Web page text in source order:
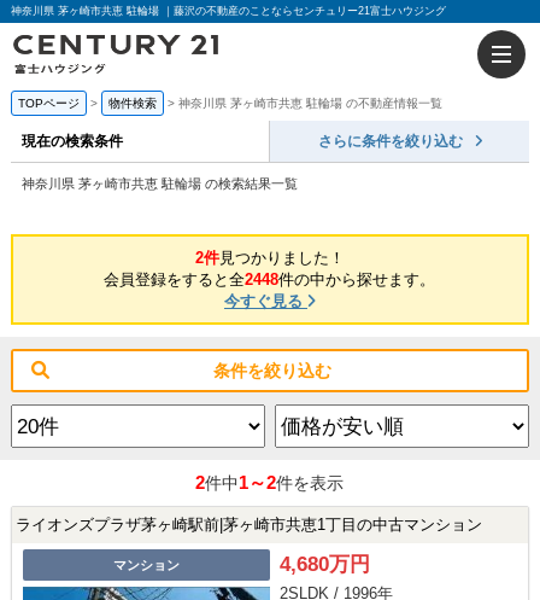
神奈川県 茅ヶ崎市共恵 駐輪場 ｜藤沢の不動産のことならセンチュリー21富士ハウジング
TOPページ 物件検索 神奈川県 茅ヶ崎市共恵 駐輪場 の不動産情報一覧
現在の検索条件 さらに条件を絞り込む
神奈川県 茅ヶ崎市共恵 駐輪場 の検索結果一覧
2件見つかりました！
会員登録をすると全2448件の中から探せます。
今すぐ見る
条件を絞り込む
2件中1～2件を表示
ライオンズプラザ茅ヶ崎駅前|茅ヶ崎市共恵1丁目の中古マンション
マンション 4,680万円
2SLDK / 1996年